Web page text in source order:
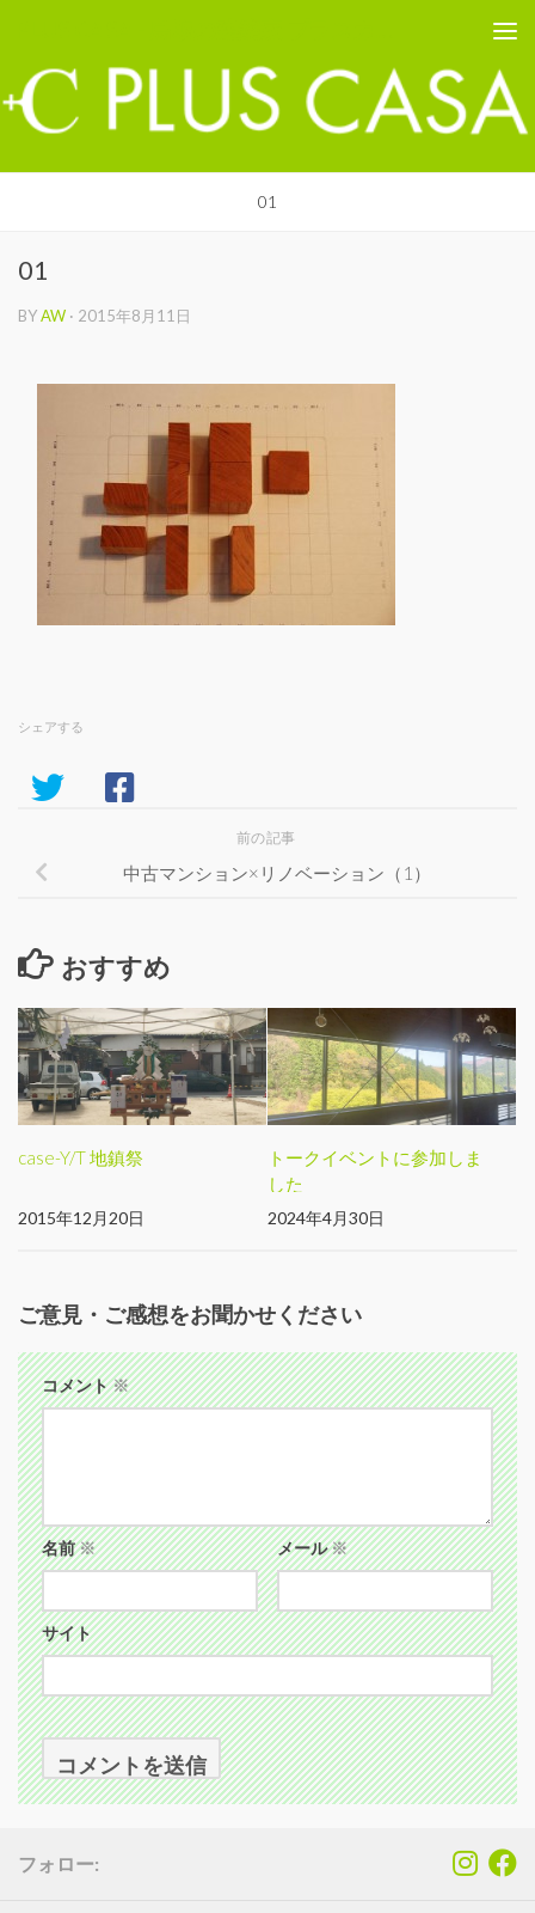
01
01
BYAW · 2015年8月11日
シェアする
前の記事
中古マンション×リノベーション（1）
おすすめ
case-Y/T 地鎮祭
2015年12月20日
トークイベントに参加しま
した
2024年4月30日
ご意見・ご感想をお聞かせください
コメント※
名前※ メール※
サイト
フォロー: